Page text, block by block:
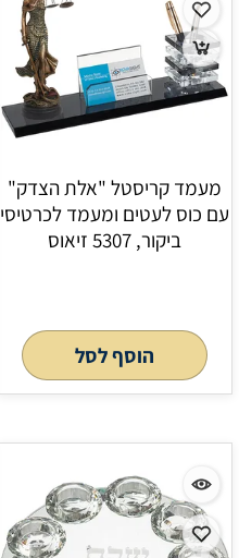
מעמד קריסטל "אלת הצדק"
עם כוס לעטים ומעמד לכרטיסי
ביקור, 5307 זיאוס
הוסף לסל